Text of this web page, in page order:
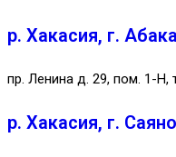
р. Хакасия, г.
пр. Ленина д. 29, пом. 1-Н,
р. Хакасия, г.